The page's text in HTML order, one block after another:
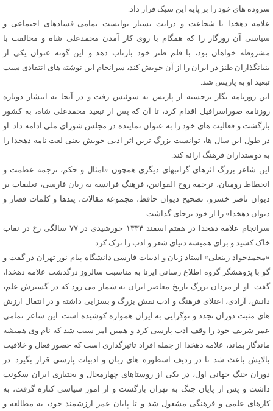
سروده های خود را بر پایه این سبک قرار داد.
علامه دهخدا با شجاعت و درایت بسیار توانست تمامی فسادهای اجتماعی و
سیاسی آن روزگار را که همگام با روی کار آمدن محمدعلی شاه و مخالفت با
مشروطه خواهان بود، با قلم طنز خود بازتاب دهد و این گونه عنوان یکی از
بنیانگذاران طنز در ایران را از آن خویش کند، سرانجام این نوشته های انتقادی سبب
تبعید او به پاریس شد.
این روزنامه نگار برجسته از پاریس به سوئیس رفت و در آنجا به انتشار دوباره
روزنامه صوراسرافیل اقدام کرد، تا آن که پس از تبعید محمدعلی شاه، به کشور
بازگشت و فعالیت های خود را به عنوان نماینده در مجلس شورای ملی ادامه داد. او
در طول این سال ها، توانست بزرگ ترین اثر ادبی خویش یعنی لغت نامه دهخدا را
به دوستداران فرهنگ ارائه کند.
این شاعر بزرگ اثرهای گرانبهای دیگری همچون «امثال و حکم، ترجمه عظمت و
انحطاط رومیان، ترجمه روح القوانین، فرهنگ فرانسه به زبان فارسی، تعلیقات بر
دیوان ناصر خسرو، تصحیح دیوان حافظ، مجموعه مقالات، پندها و کلمات قصار و
دیوان دهخدا» را از خود برجای گذاشت.
سرانجام علامه دهخدا در هفتم اسفند ۱۳۳۴ خورشیدی در ۷۷ سالگی رخ در نقاب
خاک کشید و برای همیشه دنیای شعر و ادب را ترک کرد.
«محمدجواد زینعلی» استاد زبان و ادبیات فارسی دانشگاه پیام نور تهران در گفت و
گو با پژوهشگر گروه اطلاع رسانی ایرنا به مناسبت سالروز درگذشت علامه دهخدا،
گفت: او از مردان بزرگ تاریخ معاصر ایران به شمار می رود که در گسترش علم،
دانش، آزادی، اعتلای فرهنگ و ادب نقش بزرگ و بسزایی داشته و در انتقال ارزش
های مثبت دوران تجدد و نوگرایی به ایران همواره کوشیده است. این شاعر تمامی
عمر شریف خود را وقف ادب پارسی کرد و همین امر سبب شد که نام وی همیشه
ماندگار بماند، علامه دهخدا از جمله افراد تاثیرگذاری است که حضور فعال و خلاقیت
بالایش باعث شد تا در ردیف اسطوره های زبان و ادبیات پارسی قرار بگیرد. در
دوران جنگ جهانی اول، در یکی از روستاهای چهارمحال و بختیاری ایران سکونت
داشت و پس از پایان جنگ به تهران بازگشت و از امور سیاسی کناره گرفت، به
کارهای علمی و فرهنگی مشغول شد و تا پایان عمر ارزشمند خود، به مطالعه و